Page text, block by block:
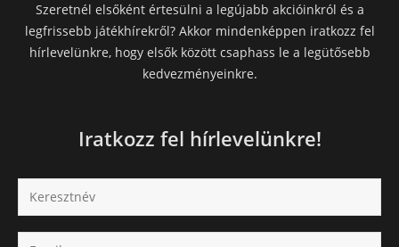
Szeretnél elsőként értesülni a legújabb akcióinkról és a
legfrissebb játékhírekről? Akkor mindenképpen iratkozz fel
hírlevelünkre, hogy elsők között csaphass le a legütősebb
kedvezményeinkre.
Iratkozz fel hírlevelünkre!